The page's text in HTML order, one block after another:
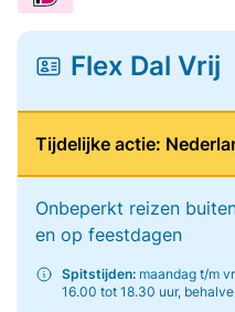
Flex Dal Vrij
Tijdelijke actie:
Onbeperkt reizen
en op feestdagen
Spitstijden: maandag t/m
16.00 tot 18.30 uur,